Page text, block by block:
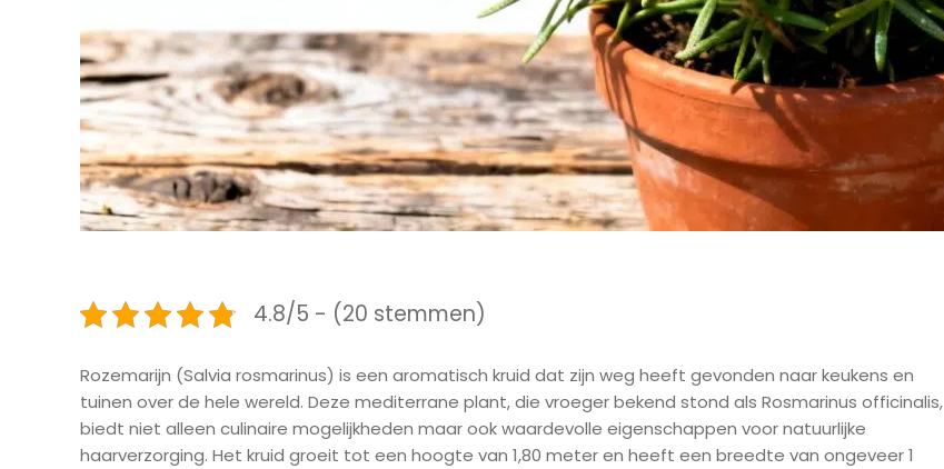
4.8/5 - (20 stemmen)
Rozemarijn (Salvia rosmarinus) is een aromatisch kruid dat zijn weg heeft gevonden naar keukens en
tuinen over de hele wereld. Deze mediterrane plant, die vroeger bekend stond als Rosmarinus officinalis,
biedt niet alleen culinaire mogelijkheden maar ook waardevolle eigenschappen voor natuurlijke
haarverzorging. Het kruid groeit tot een hoogte van 1,80 meter en heeft een breedte van ongeveer 1